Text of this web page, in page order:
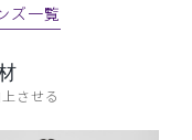
ズ一覧
させる